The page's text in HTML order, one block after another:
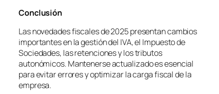
Conclusión
Las novedades fiscales de 2025 presentan cambios
importantes en la gestión del IVA, el Impuesto de
Sociedades, las retenciones y los tributos
autonómicos. Mantenerse actualizado es esencial
para evitar errores y optimizar la carga fiscal de la
empresa.